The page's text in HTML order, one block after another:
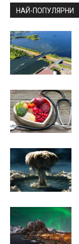
НАЙ-ПОПУЛЯРНИ